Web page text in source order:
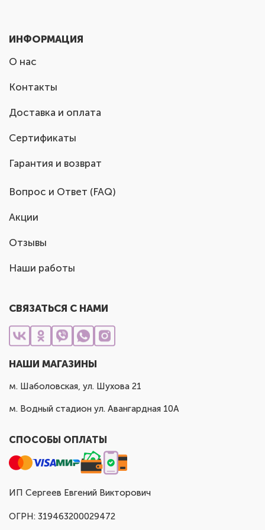
ИНФОРМАЦИЯ
О нас
Контакты
Доставка и оплата
Сертификаты
Гарантия и возврат
Вопрос и Ответ (FAQ)
Акции
Отзывы
Наши работы
СВЯЗАТЬСЯ С НАМИ
НАШИ МАГАЗИНЫ
м. Шаболовская, ул. Шухова 21
м. Водный стадион ул. Авангардная 10А
СПОСОБЫ ОПЛАТЫ
ИП Сергеев Евгений Викторович
ОГРН: 319463200029472